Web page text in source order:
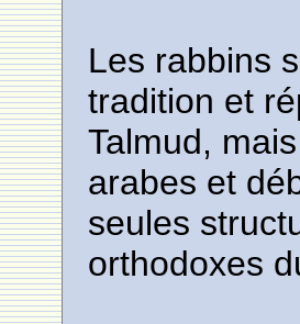
Les rabbins
tradition et
Talmud,
arabes et
seules
orthodoxes